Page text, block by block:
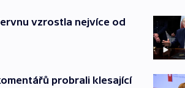
vzrostla nejvíce od
probrali klesající